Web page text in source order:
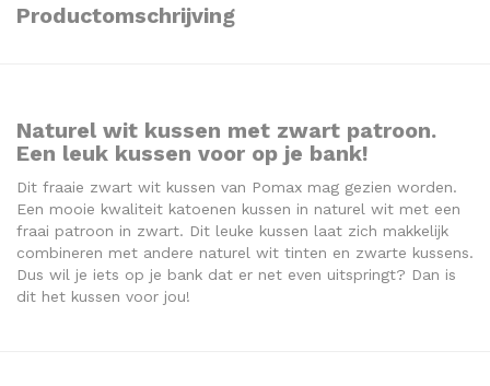
Productomschrijving
Naturel wit kussen met zwart patroon.
Een leuk kussen voor op je bank!
Dit fraaie zwart wit kussen van Pomax mag gezien worden.
Een mooie kwaliteit katoenen kussen in naturel wit met een
fraai patroon in zwart. Dit leuke kussen laat zich makkelijk
combineren met andere naturel wit tinten en zwarte kussens.
Dus wil je iets op je bank dat er net even uitspringt? Dan is
dit het kussen voor jou!